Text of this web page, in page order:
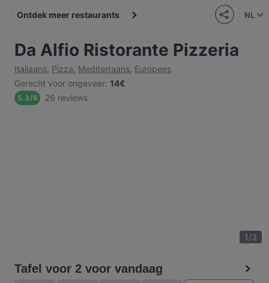
Ontdek meer restaurants NL
Da Alfio Ristorante Pizzeria
Italiaans, Pizza, Mediterraans, Europees
Gerecht voor ongeveer: 14€
5.3/6 26 reviews
1/3
Tafel voor 2 voor vandaag